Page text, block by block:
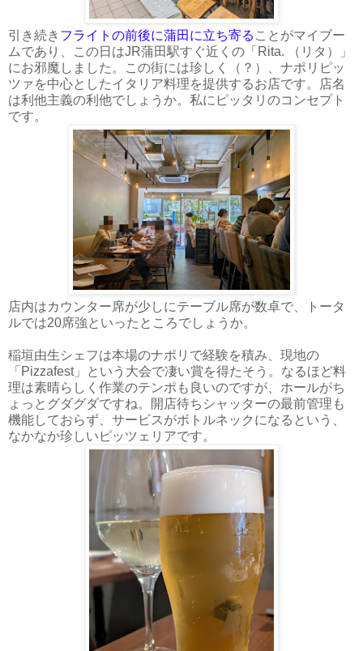
引き続き フライトの前後に蒲田に立ち寄る ことがマイブー
ムであり、この日はJR蒲田駅すぐ近くの「Rita. （リタ）」
にお邪魔しました。この街には珍しく（？）、ナポリピッ
ツァを中心としたイタリア料理を提供するお店です。店名
は利他主義の利他でしょうか。私にピッタリのコンセプト
です。
店内はカウンター席が少しにテーブル席が数卓で、トータ
ルでは20席強といったところでしょうか。
稲垣由生シェフは本場のナポリで経験を積み、現地の
「Pizzafest」という大会で凄い賞を得たそう。なるほど料
理は素晴らしく作業のテンポも良いのですが、ホールがち
ょっとグダグダですね。開店待ちシャッターの最前管理も
機能しておらず、サービスがボトルネックになるという、
なかなか珍しいピッツェリアです。